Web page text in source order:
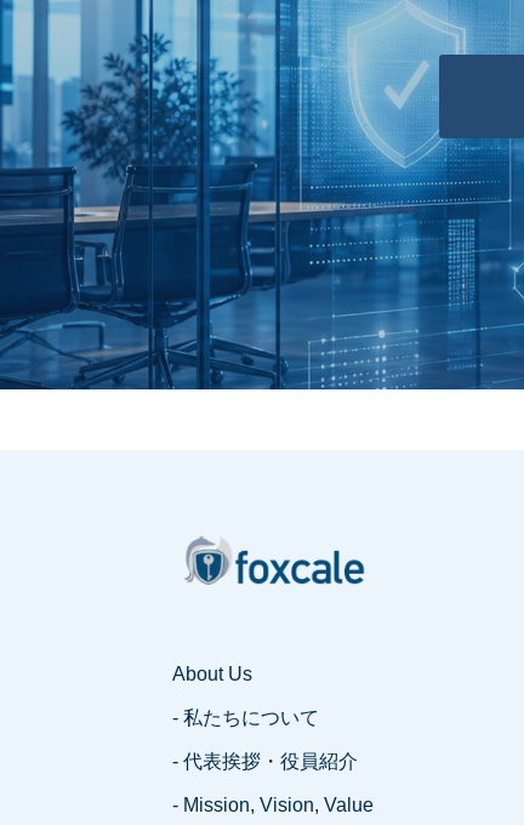
About Us
- 私たちについて
- 代表挨拶・役員紹介
- Mission, Vision, Value